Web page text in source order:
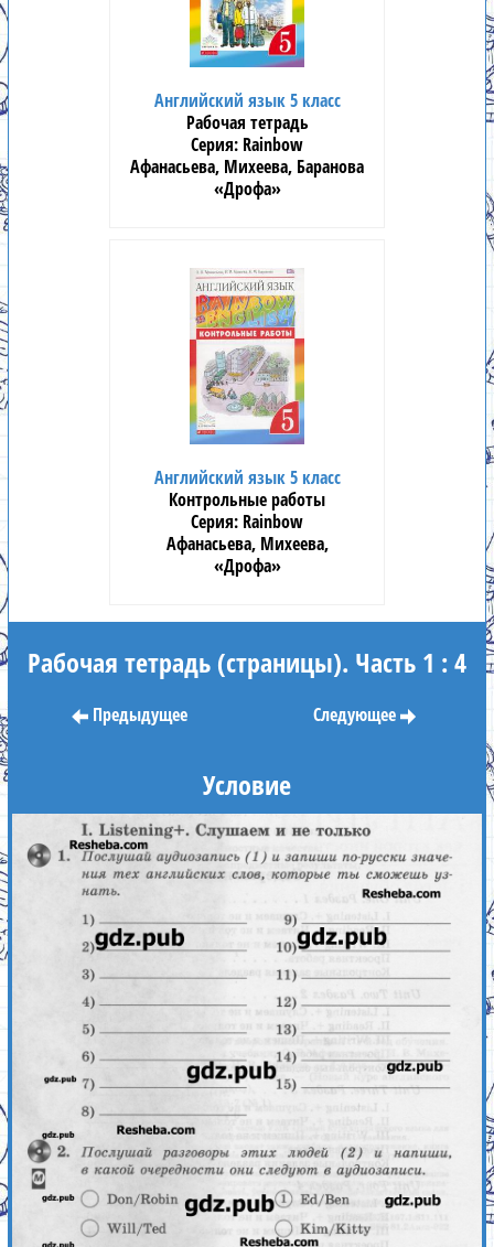
Английский язык 5 класс
Рабочая тетрадь
Rainbow
Афанасьева, Михеева, Баранова
«Дрофа»
Английский язык 5 класс
Контрольные работы
Rainbow
Афанасьева, Михеева,
«Дрофа»
Рабочая тетрадь (страницы). Часть 1 : 4
Предыдущее Следующее
Условие